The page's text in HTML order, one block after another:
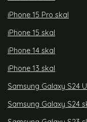
iPhone 15 Pro skal
iPhone 15 skal
iPhone 14 skal
iPhone 13 skal
Samsung Galaxy S24
Samsung Galaxy S24